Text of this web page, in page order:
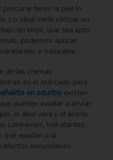
tener la piel lo
Lo ideal sería utilizar un
en ellos, que sea apto
podemos aplicar
o naturales.
de las cremas
en el mercado para
en adultosexisten
pueden ayudar a aliviar
el aloe vera y el aceite
calmantes, hidratantes,
ayudan a la
efectos secundarios.